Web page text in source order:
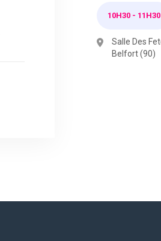
10H30 - 11H30
Salle Des
Belfort (90)